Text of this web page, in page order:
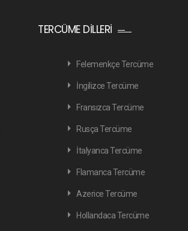
TERCÜME DILLERI
Felemenkçe Tercüme
İngilizce Tercüme
Fransızca Tercüme
Rusça Tercüme
İtalyanca Tercüme
Flamanca Tercüme
Azerice Tercüme
Hollandaca Tercüme